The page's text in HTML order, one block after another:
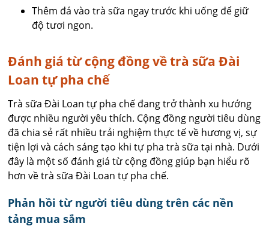
Thêm đá vào trà sữa ngay trước khi uống để giữ
độ tươi ngon.
Đánh giá từ cộng đồng về trà sữa Đài
Loan tự pha chế
Trà sữa Đài Loan tự pha chế đang trở thành xu hướng
được nhiều người yêu thích. Cộng đồng người tiêu dùng
đã chia sẻ rất nhiều trải nghiệm thực tế về hương vị, sự
tiện lợi và cách sáng tạo khi tự pha trà sữa tại nhà. Dưới
đây là một số đánh giá từ cộng đồng giúp bạn hiểu rõ
hơn về trà sữa Đài Loan tự pha chế.
Phản hồi từ người tiêu dùng trên các nền
tảng mua sắm